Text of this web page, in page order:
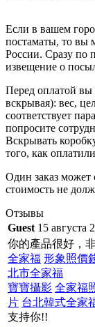
Если в вашем
постаматы, то вы
России. Сразу по
извещение о
Перед оплатой вы
вскрывая): вес,
соответствует
попросите
Вскрывать
того, как оплатили
Один заказ может
стоимость не
Отзывы
Guest 15 августа
你的產品很好，
全家福 形象照價
北市全家福
寶寶攝影 全家福
片 台北韓式全家
支持你!!